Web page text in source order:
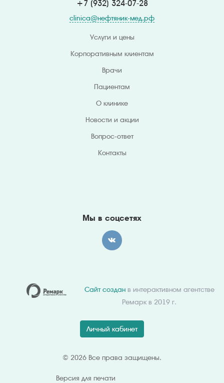
+7 (932) 324-07-28
clinica@нефтяник-мед.рф
Услуги и цены
Корпоративным клиентам
Врачи
Пациентам
О клинике
Новости и акции
Вопрос-ответ
Контакты
Мы в соцсетях
Сайт созданв интерактивном агентстве
Ремарк в 2019 г.
© 2026 Все права защищены.
Версия для печати
Личный кабинет